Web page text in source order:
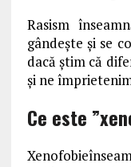
Rasism
gândește și se
dacă știm că
și ne
Ce este